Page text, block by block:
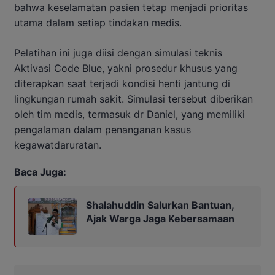
bahwa keselamatan pasien tetap menjadi prioritas
utama dalam setiap tindakan medis.
Pelatihan ini juga diisi dengan simulasi teknis
Aktivasi Code Blue, yakni prosedur khusus yang
diterapkan saat terjadi kondisi henti jantung di
lingkungan rumah sakit. Simulasi tersebut diberikan
oleh tim medis, termasuk dr Daniel, yang memiliki
pengalaman dalam penanganan kasus
kegawatdaruratan.
Baca Juga:
Shalahuddin Salurkan Bantuan,
Ajak Warga Jaga Kebersamaan